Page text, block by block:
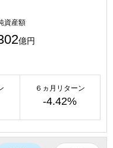
資産額
億円
６ヵ月リターン
-4.42%